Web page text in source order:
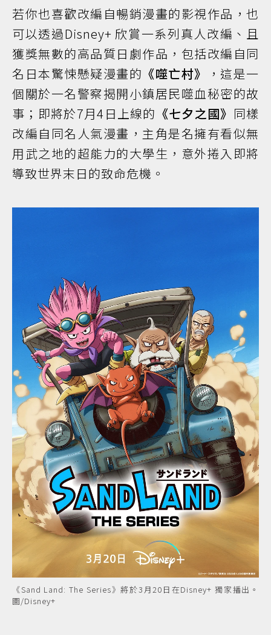
若你也喜歡改編自暢銷漫畫的影視作品，也
可以透過Disney+ 欣賞一系列真人改編、且
獲獎無數的高品質日劇作品，包括改編自同
名日本驚悚懸疑漫畫的 《噬亡村》
，這是一
個關於一名警察揭開小鎮居民噬血秘密的故
事；即將於7月4日上線的 《七夕之國》 同樣
改編自同名人氣漫畫，主角是名擁有看似無
用武之地的超能力的大學生，意外捲入即將
導致世界末日的致命危機。
《Sand Land: The Series》將於3月20日在Disney+ 獨家播出。
圖/Disney+